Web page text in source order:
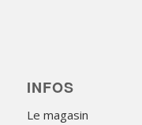
INFOS
Le magasin